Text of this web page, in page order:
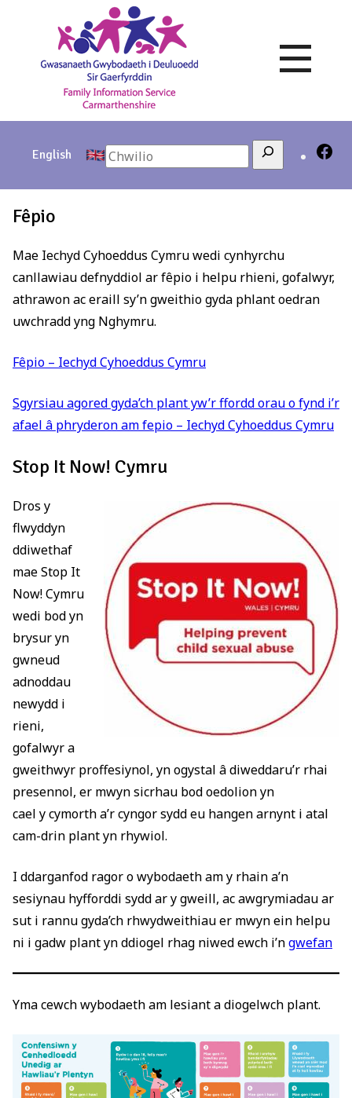
English Search
Fêpio
Mae Iechyd Cyhoeddus Cymru wedi cynhyrchu
canllawiau defnyddiol ar fêpio i helpu rhieni, gofalwyr,
athrawon ac eraill sy’n gweithio gyda phlant oedran
uwchradd yng Nghymru.
Fêpio – Iechyd Cyhoeddus Cymru
Sgyrsiau agored gyda’ch plant yw’r ffordd orau o fynd i’r
afael â phryderon am fepio – Iechyd Cyhoeddus Cymru
Stop It Now! Cymru
Dros y
flwyddyn
ddiwethaf
mae Stop It
Now! Cymru
wedi bod yn
brysur yn
gwneud
adnoddau
newydd i
rieni,
gofalwyr a
gweithwyr proffesiynol, yn ogystal â diweddaru’r rhai
presennol, er mwyn sicrhau bod oedolion yn
cael y cymorth a’r cyngor sydd eu hangen arnynt i atal
cam-drin plant yn rhywiol.
I ddarganfod ragor o wybodaeth am y rhain a’n
sesiynau hyfforddi sydd ar y gweill, ac awgrymiadau ar
sut i rannu gyda’ch rhwydweithiau er mwyn ein helpu
ni i gadw plant yn ddiogel rhag niwed ewch i’ngwefan
Yma cewch wybodaeth am lesiant a diogelwch plant.